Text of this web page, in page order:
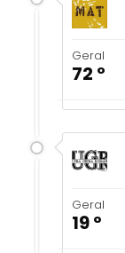
Geral
72 º
Geral
19 º